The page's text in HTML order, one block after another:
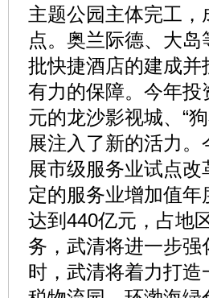
主题公园主体完工
点。奥兰际德、大
批快捷酒店的建成
有力的保障。今年投
元的龙沙影视城、“
展注入了新的活力。
展市级服务业试点改
定的服务业增加值
达到440亿元，占地
务，武清将进一步
时，武清将着力打